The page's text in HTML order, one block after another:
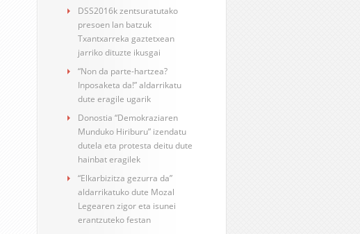
DSS2016k zentsuratutako
presoen lan batzuk
Txantxarreka gaztetxean
jarriko dituzte ikusgai
“Non da parte-hartzea?
Inposaketa da!” aldarrikatu
dute eragile ugarik
Donostia “Demokraziaren
Munduko Hiriburu” izendatu
dutela eta protesta deitu dute
hainbat eragilek
“Elkarbizitza gezurra da”
aldarrikatuko dute Mozal
Legearen zigor eta isunei
erantzuteko festan